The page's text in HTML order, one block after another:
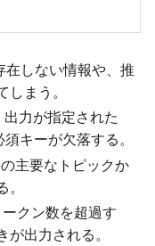
在しない情報や、推
しまう。
出力が指定された
キーが欠落する。
主要なトピックか
。
クン数を超過す
が出力される。